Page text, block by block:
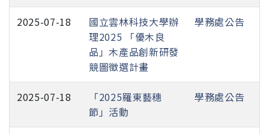
2025-07-18
國立雲林科技大學辦
理2025 「優木良
品」木產品創新研發
競圖徵選計畫
學務處公告
2025-07-18
「2025羅東藝穗
節」活動
學務處公告